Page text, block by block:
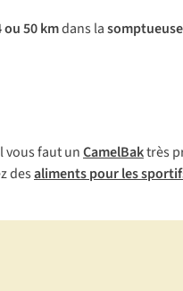
ou 50 kmdans lasomptueuse
vousfautunCamelBaktrès
desaliments pour les